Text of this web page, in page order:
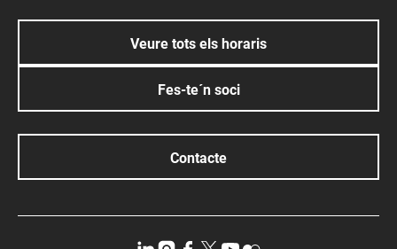
Veure tots els horaris
Fes-te´n soci
Contacte